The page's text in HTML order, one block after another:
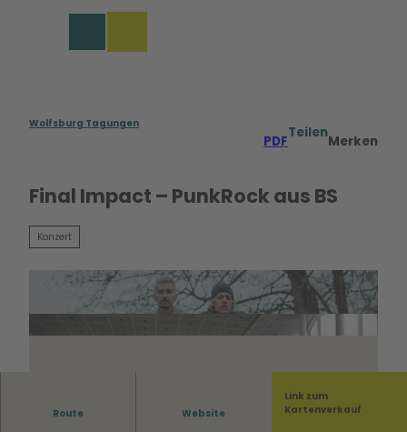
Wolfsburg Tagungen
PDF
Teilen
Merken
Final Impact – PunkRock aus BS
Konzert
Route Website
Link zum
Kartenverkauf
// Support : murx. – EmoPunk aus Berlin